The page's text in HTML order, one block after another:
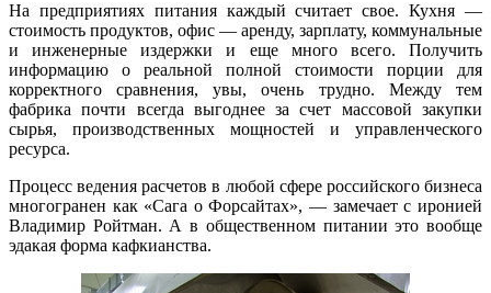
На предприятиях питания каждый считает свое. Кухня —
стоимость продуктов, офис — аренду, зарплату, коммунальные
и инженерные издержки и еще много всего. Получить
информацию о реальной полной стоимости порции для
корректного сравнения, увы, очень трудно. Между тем
фабрика почти всегда выгоднее за счет массовой закупки
сырья, производственных мощностей и управленческого
ресурса.
Процесс ведения расчетов в любой сфере российского бизнеса
многогранен как «Сага о Форсайтах», — замечает с иронией
Владимир Ройтман. А в общественном питании это вообще
эдакая форма кафкианства.